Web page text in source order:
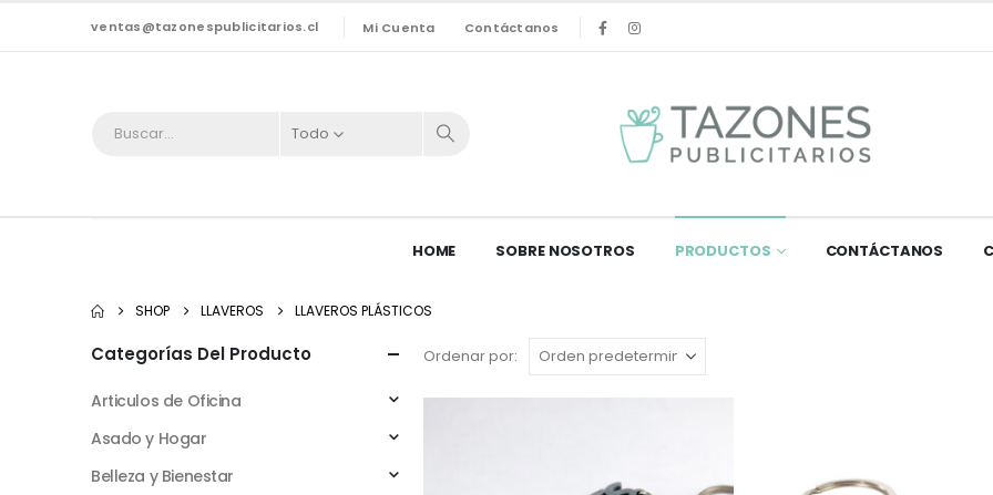
ventas@tazonespublicitarios.cl Mi Cuenta Contáctanos
Todo
HOME SOBRE NOSOTROS PRODUCTOS CONTÁCTANOS
SHOP LLAVEROS LLAVEROS PLÁSTICOS
Ordenar por:
Categorías Del Producto
Articulos de Oficina
Asado y Hogar
Belleza y Bienestar